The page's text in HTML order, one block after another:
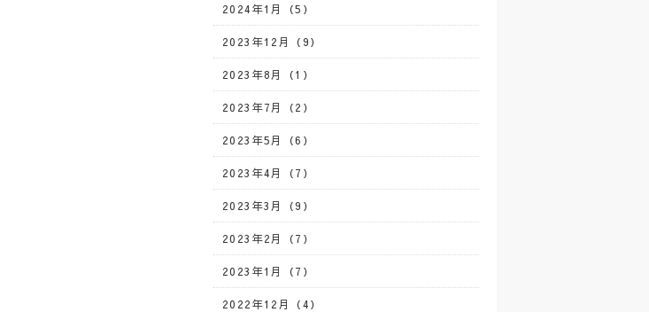
2024年1月（5）
2023年12月（9）
2023年8月（1）
2023年7月（2）
2023年5月（6）
2023年4月（7）
2023年3月（9）
2023年2月（7）
2023年1月（7）
2022年12月（4）